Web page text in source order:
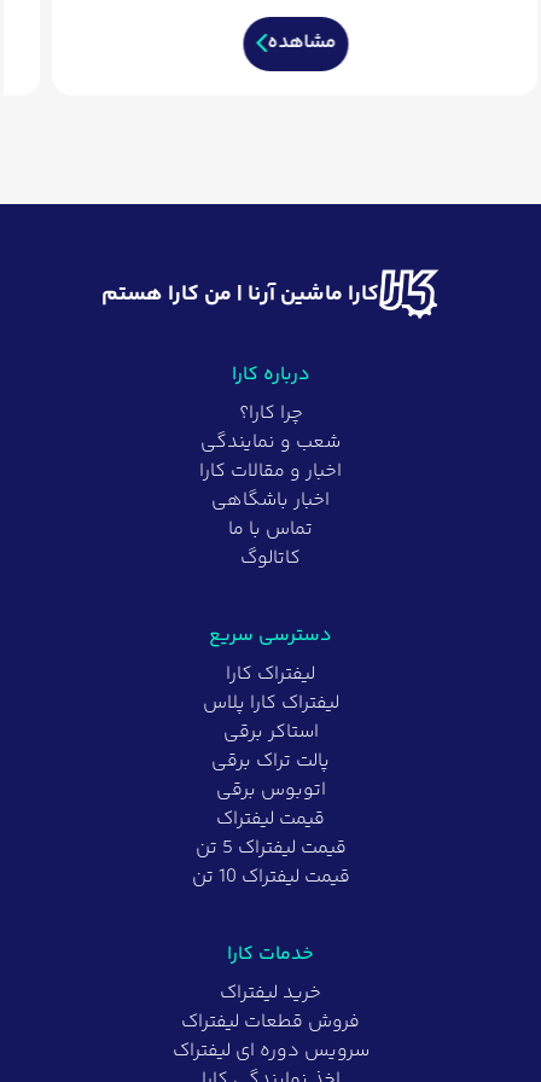
مشاهده
کارا ماشین آرنا | من کارا هستم
درباره کارا
چرا کارا؟
شعب و نمایندگی
اخبار و مقالات کارا
اخبار باشگاهی
تماس با ما
کاتالوگ
دسترسی سریع
لیفتراک کارا
لیفتراک کارا پلاس
استاکر برقی
پالت تراک برقی
اتوبوس برقی
قیمت لیفتراک
قیمت لیفتراک 5 تن
قیمت لیفتراک 10 تن
خدمات کارا
خرید لیفتراک
فروش قطعات لیفتراک
سرویس دوره ای لیفتراک